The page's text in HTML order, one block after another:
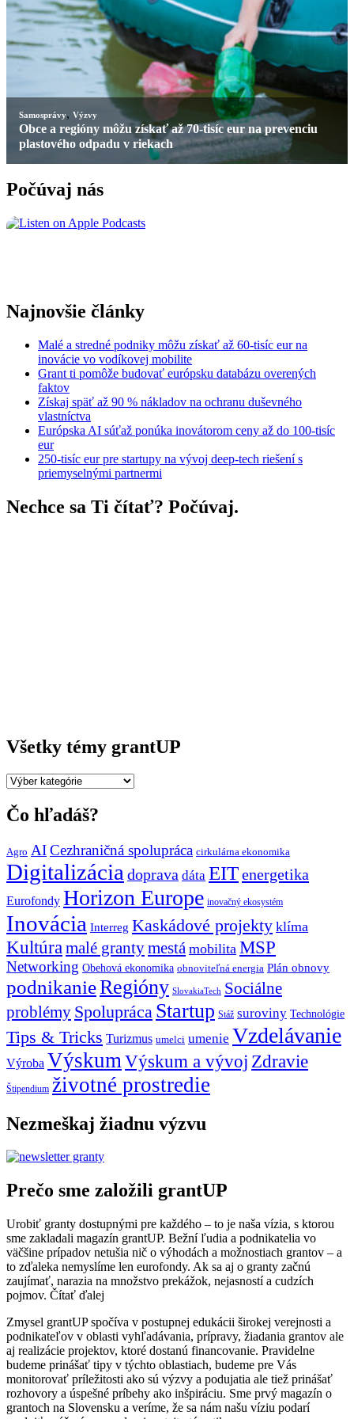
Samosprávy, Výzvy
Obce a regióny môžu získať až 70-tisíc eur na prevenciu
plastového odpadu v riekach
Počúvaj nás
Najnovšie články
Malé a stredné podniky môžu získať až 60-tisíc eur na
inovácie vo vodíkovej mobilite
Grant ti pomôže budovať európsku databázu overených
faktov
Získaj späť až 90 % nákladov na ochranu duševného
vlastníctva
Európska AI súťaž ponúka inovátorom ceny až do 100-tisíc
eur
250-tisíc eur pre startupy na vývoj deep-tech riešení s
priemyselnými partnermi
Nechce sa Ti čítať? Počúvaj.
Všetky témy grantUP
Všetky
grantUP
Čo hľadáš?
Agro AICezhraničná spolupráca cirkulárna ekonomika
Digitalizácia doprava dáta EITenergetika
Eurofondy Horizon Europe inovačný ekosystém
Inovácia Interreg Kaskádové projekty klíma
Kultúra malé grantymestá mobilita MSP
Networking Obehová ekonomika obnoviteľná energia Plán obnovy
podnikanieRegióny SlovakiaTech Sociálne
problémy Spolupráca Startup Stáž suroviny Technológie
Tips & Tricks Turizmus umelci umenie Vzdelávanie
Výroba Výskum Výskum a vývoj Zdravie
Štipendium životné prostredie
Nezmeškaj žiadnu výzvu
Prečo sme založili grantUP
Urobiť granty dostupnými pre každého – to je naša vízia, s ktorou
sme zakladali magazín grantUP. Bežní ľudia a podnikatelia vo
väčšine prípadov netušia nič o výhodách a možnostiach grantov – a
to zďaleka nemyslíme len eurofondy. Ak sa aj o granty začnú
zaujímať, narazia na množstvo prekážok, nejasností a cudzích
pojmov. Čítať ďalej
Zmysel grantUP spočíva v postupnej edukácii širokej verejnosti a
podnikateľov v oblasti vyhľadávania, prípravy, žiadania grantov ale
aj realizácie projektov, ktoré dostanú financovanie. Pravidelne
budeme prinášať tipy v týchto oblastiach, budeme pre Vás
monitorovať príležitosti ako sú výzvy a podujatia ale tiež prinášať
rozhovory a úspešné príbehy ako inšpiráciu. Sme prvý magazín o
grantoch na Slovensku a veríme, že sa nám našu víziu podarí